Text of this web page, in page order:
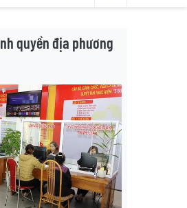
quyền địa phương